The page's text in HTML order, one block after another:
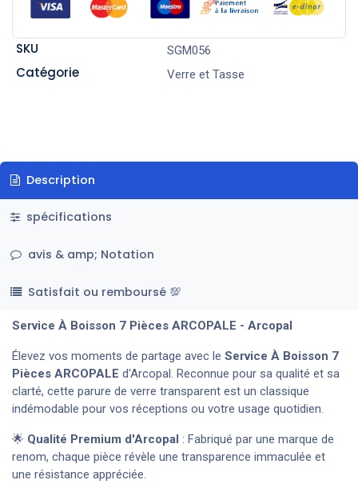
SKU SGM056
Catégorie Verre et Tasse
Description
spécifications
avis & amp; Notation
Satisfait ou remboursé 💯
Service À Boisson 7 Pièces ARCOPALE - Arcopal
Élevez vos moments de partage avec le Service À Boisson 7
Pièces ARCOPALE d'Arcopal. Reconnue pour sa qualité et sa
clarté, cette parure de verre transparent est un classique
indémodable pour vos réceptions ou votre usage quotidien.
🌟 Qualité Premium d'Arcopal : Fabriqué par une marque de
renom, chaque pièce révèle une transparence immaculée et
une résistance appréciée.